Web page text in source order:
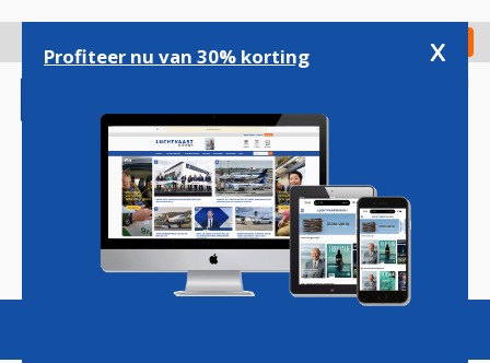
gaan
Check in
Magazine Podcasts Vacatures
Profiteer nu van 30% korting x